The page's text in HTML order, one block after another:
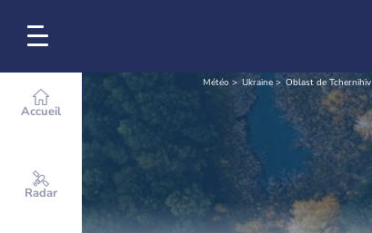
Accueil
Radar
Météo Ukraine Oblast de Tchernihiv